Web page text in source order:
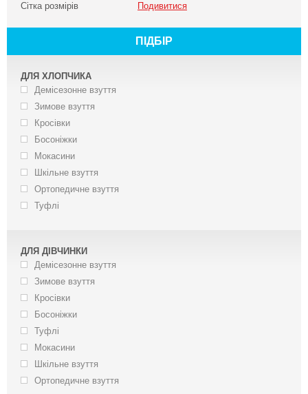
Сітка розмірів Подивитися
ПІДБІР
ДЛЯ ХЛОПЧИКА
Демісезонне взуття
Зимове взуття
Кросівки
Босоніжки
Мокасини
Шкільне взуття
Ортопедичне взуття
Туфлі
ДЛЯ ДІВЧИНКИ
Демісезонне взуття
Зимове взуття
Кросівки
Босоніжки
Туфлі
Мокасини
Шкільне взуття
Ортопедичне взуття